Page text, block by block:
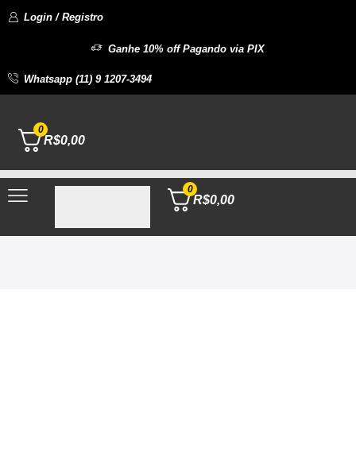
Login / Registro
Ganhe 10% off Pagando via PIX
Whatsapp (11) 9 1207-3494
0
R$0,00
0
R$0,00